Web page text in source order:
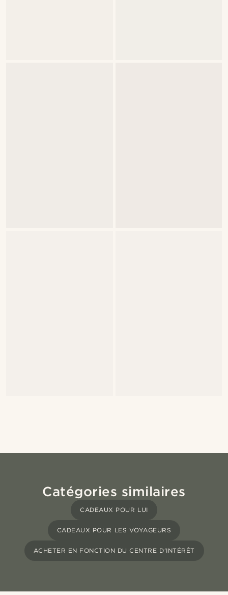
Catégories similaires
CADEAUX POUR LUI
CADEAUX POUR LES VOYAGEURS
ACHETER EN FONCTION DU CENTRE D'INTÉRÊT